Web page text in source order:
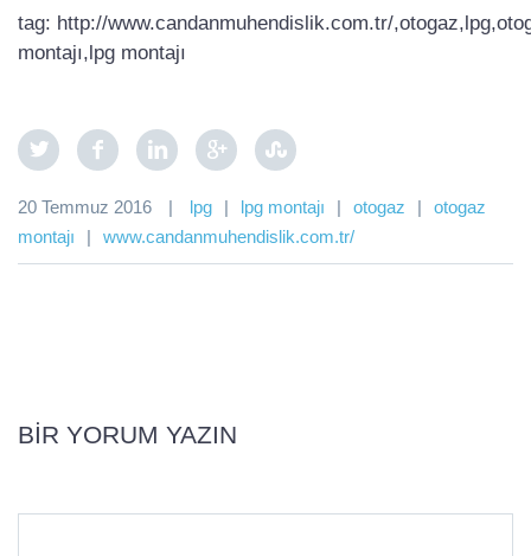
tag: http://www.candanmuhendislik.com.tr/
montajı,lpg montajı
20 Temmuz 2016 | lpg | lpg montajı | otogaz |
otogaz
montajı
| www.candanmuhendislik.com.tr/
BIR YORUM YAZIN